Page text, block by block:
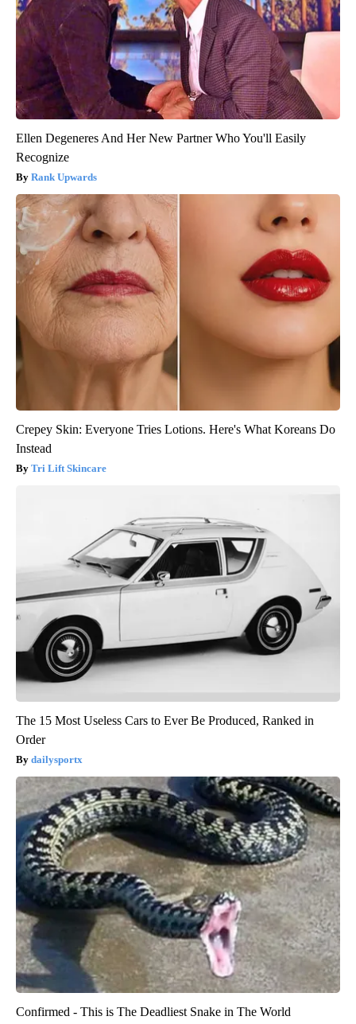
Ellen Degeneres And Her New Partner Who You'll Easily
Recognize
Rank Upwards
Crepey Skin: Everyone Tries Lotions. Here's What Koreans Do
Instead
Tri Lift Skincare
The 15 Most Useless Cars to Ever Be Produced, Ranked in
Order
dailysportx
Confirmed - This is The Deadliest Snake in The World